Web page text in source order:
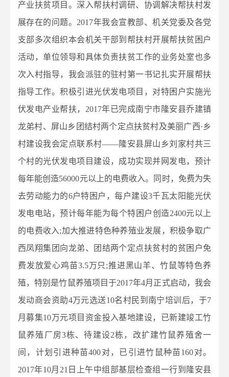
产业扶贫项目。深入帮扶村调研、协调解决帮扶村发
展存在的问题。2017年我会宣教部、机关党委及各党
支部多次组织本会机关干部到帮扶村开展帮扶贫困户
活动，单位领导和具体负责扶贫工作的业务处室也多
次入村指导，我会派驻的驻村第一书记扎实开展帮扶
指导工作。积极引进光伏发电项目，对特困户实施光
伏发电产业帮扶，2017年已完成南宁市隆安县乔建镇
龙弟村、屏山乡团结村两个定点扶贫村及美丽广西·乡
村建设我会定点联系村——隆安县屏山乡刘家村共三
个村的光伏发电项目建设，成功实现并网发电，预计
每年能创造56000元以上的电费收入。同时，免费为失
去劳动能力的6户特困户，每户建设3千瓦太阳能光伏
发电电站，预计每年能为每个特困户创造2400元以上
的电费收入;加大推进特色种养殖业发展，积极争取广
西凤翔集团向龙弟、团结两个定点扶贫村的贫困户免
费发放爱心鸡苗3.5万只;推进黑山羊、竹鼠等特色养
殖，特别是竹鼠养殖项目于2017年4月正式启动，我会
发动商会资助4万元选送10名村民到南宁培训后，于7
月募集10万元项目资金投入基地建设，已新建竣工竹
鼠养殖厂房3栋、待建设2栋，改扩建竹鼠养殖舍一
间，计划引进种苗400对，已引进竹鼠种苗160对。
2017年10月21日上午中组部基层检查组一行到隆安县